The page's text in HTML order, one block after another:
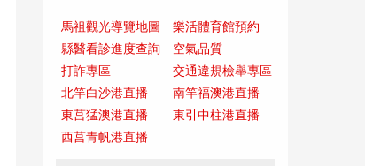
馬祖觀光導覽地圖
樂活體育館預約
縣醫看診進度查詢
空氣品質
打詐專區
交通違規檢舉專區
北竿白沙港直播
南竿福澳港直播
東莒猛澳港直播
東引中柱港直播
西莒青帆港直播